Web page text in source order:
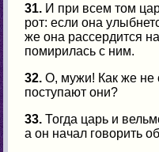
31. И при всем том
рот: если она
же она рассердится
помирилась с ним.
32. О, мужи! Как же не
поступают они?
33. Тогда царь и
а он начал говорить